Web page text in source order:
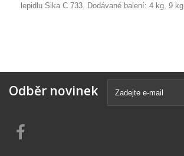
lepidlu Sika C 733. Dodávané balení: 4 kg, 9 kg
Odběr novinek